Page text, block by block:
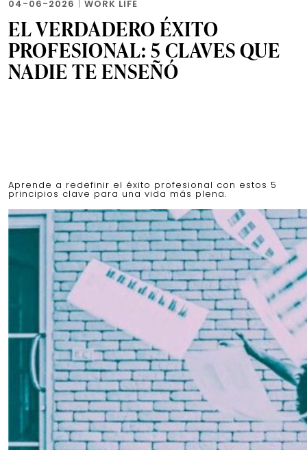
04-06-2026 WORK LIFE
EL VERDADERO ÉXITO
PROFESIONAL: 5 CLAVES QUE
NADIE TE ENSEÑÓ
Aprende a redefinir el éxito profesional con estos 5
principios clave para una vida más plena.